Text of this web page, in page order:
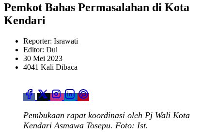
Pemkot Bahas Permasalahan di Kota
Kendari
Reporter: Israwati
Editor: Dul
30 Mei 2023
4041 Kali Dibaca
Pembukaan rapat koordinasi oleh Pj Wali Kota
Kendari Asmawa Tosepu. Foto: Ist.